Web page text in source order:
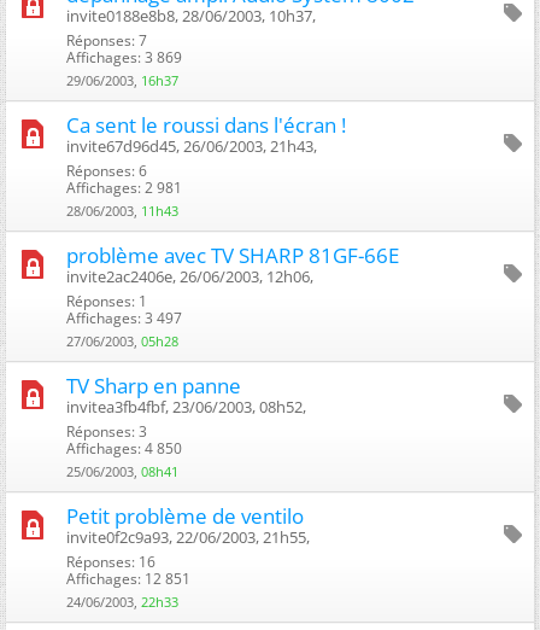
invite0188e8b8, 28/06/2003, 10h37, ‎
Réponses: 7
Affichages: 3 869
29/06/2003, 16h37
Ca sent le roussi dans l'écran !
invite67d96d45, 26/06/2003, 21h43, ‎
Réponses: 6
Affichages: 2 981
28/06/2003, 11h43
problème avec TV SHARP 81GF-66E
invite2ac2406e, 26/06/2003, 12h06, ‎
Réponses: 1
Affichages: 3 497
27/06/2003, 05h28
TV Sharp en panne
invitea3fb4fbf, 23/06/2003, 08h52, ‎
Réponses: 3
Affichages: 4 850
25/06/2003, 08h41
Petit problème de ventilo
invite0f2c9a93, 22/06/2003, 21h55, ‎
Réponses: 16
Affichages: 12 851
24/06/2003, 22h33